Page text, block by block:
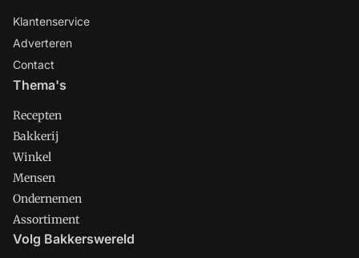
Klantenservice
Adverteren
Contact
Thema's
Recepten
Bakkerij
Winkel
Mensen
Ondernemen
Assortiment
Volg Bakkerswereld